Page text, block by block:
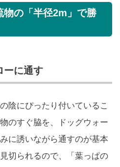
物の「半径2m」で勝
ーに通す
陰にぴったり付いているこ
のすぐ脇を、ドッグウォー
に誘いながら通すのが基本
切られるので、「葉っぱの